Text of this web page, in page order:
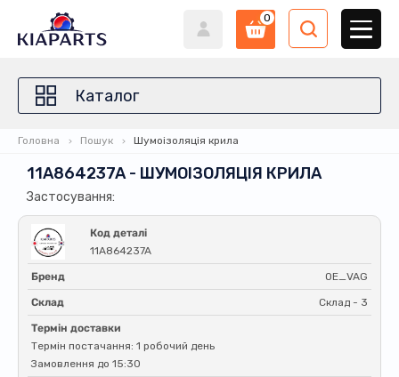
0
Каталог
Головна Пошук Шумоізоляція крила
11A864237A - ШУМОІЗОЛЯЦІЯ КРИЛА
Застосування:
Код деталі
11A864237A
Бренд OE_VAG
Склад Склад - 3
Термін доставки
Термін постачання: 1 робочий день
Замовлення до 15:30